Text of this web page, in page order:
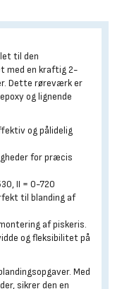
til den
med en kraftig 2-
Dette røreværk er
og lignende
og pålidelig
for præcis
II = 0-720
til blanding af
af piskeris.
og fleksibilitet på
Med
sikrer den en